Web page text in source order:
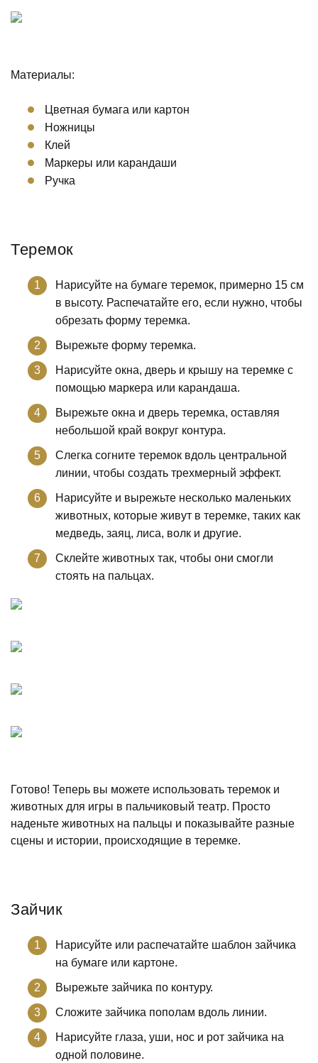
Материалы:
Цветная бумага или картон
Ножницы
Клей
Маркеры или карандаши
Ручка
Теремок
Нарисуйте на бумаге теремок, примерно 15 см
в высоту. Распечатайте его, если нужно, чтобы
обрезать форму теремка.
Вырежьте форму теремка.
Нарисуйте окна, дверь и крышу на теремке с
помощью маркера или карандаша.
Вырежьте окна и дверь теремка, оставляя
небольшой край вокруг контура.
Слегка согните теремок вдоль центральной
линии, чтобы создать трехмерный эффект.
Нарисуйте и вырежьте несколько маленьких
животных, которые живут в теремке, таких как
медведь, заяц, лиса, волк и другие.
Склейте животных так, чтобы они смогли
стоять на пальцах.
Готово! Теперь вы можете использовать теремок и
животных для игры в пальчиковый театр. Просто
наденьте животных на пальцы и показывайте разные
сцены и истории, происходящие в теремке.
Зайчик
Нарисуйте или распечатайте шаблон зайчика
на бумаге или картоне.
Вырежьте зайчика по контуру.
Сложите зайчика пополам вдоль линии.
Нарисуйте глаза, уши, нос и рот зайчика на
одной половине.